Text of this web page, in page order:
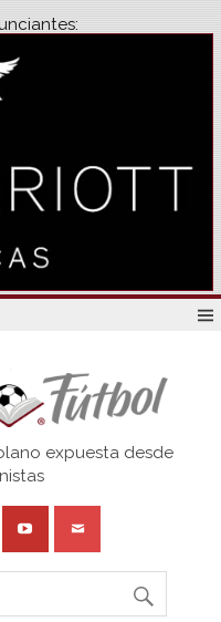
Venezuela
expuesta desde